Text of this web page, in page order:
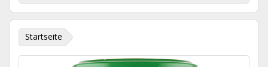
Startseite